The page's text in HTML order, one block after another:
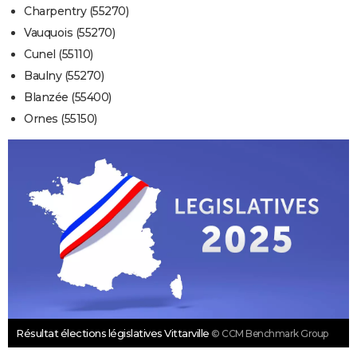
Charpentry (55270)
Vauquois (55270)
Cunel (55110)
Baulny (55270)
Blanzée (55400)
Ornes (55150)
Résultat élections législatives Vittarville © CCM Benchmark Group